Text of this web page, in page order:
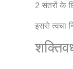
2 संतरों के
इससे त्वचा